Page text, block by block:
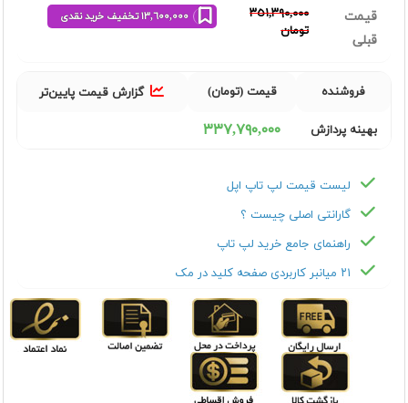
قیمت
قبلی
٣٥١,٣٩٠,٠٠٠
تومان
فروشنده قیمت (تومان) گزارش قیمت پایین‌تر
بهینه پردازش ٣٣٧,٧٩٠,٠٠٠
لیست قیمت لپ تاپ اپل
گارانتی اصلی چیست ؟
راهنمای جامع خرید لپ تاپ
۲۱ میانبر کاربردی صفحه کلید در مک